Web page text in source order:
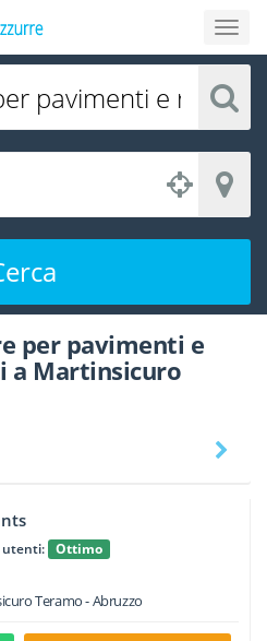
per pavimenti e
a Martinsicuro
utenti: Ottimo
Teramo -Abruzzo